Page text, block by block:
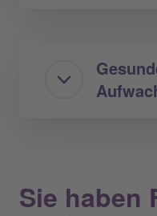
Sie haben